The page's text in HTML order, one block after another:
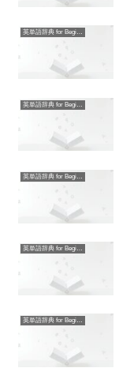
英単語辞典 for Beginners
英単語辞典 for Beginners
英単語辞典 for Beginners
英単語辞典 for Beginners
英単語辞典 for Beginners